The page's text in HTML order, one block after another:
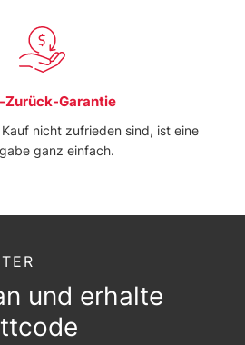
Zurück-Garantie
nicht zufrieden sind, ist eine
ganz einfach.
und erhalte